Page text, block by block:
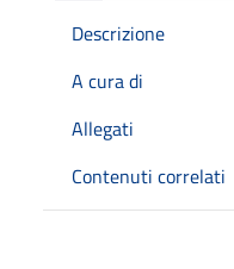
Descrizione
A cura di
Allegati
Contenuti correlati